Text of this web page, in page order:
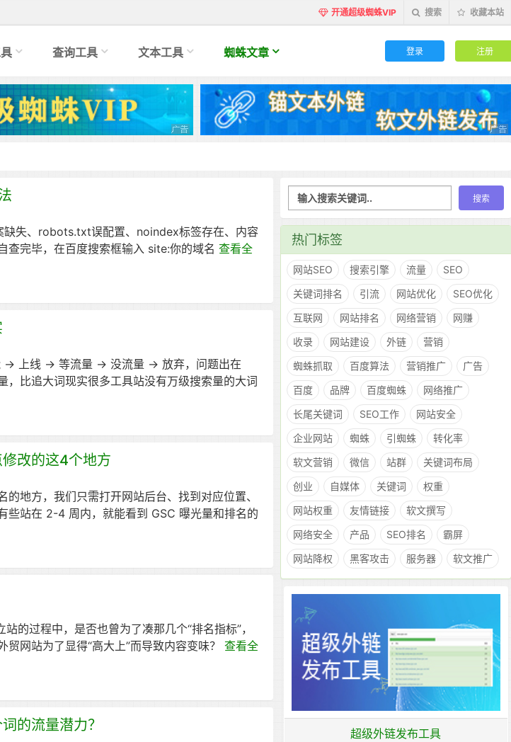
开通超级蜘蛛VIP 搜索 收藏本站
查询工具 文本工具 蜘蛛文章 登录 注册
缺失、robots.txt误配置、noindex标签存在、内容
查完毕，在百度搜索框输入 site:你的域名查看全
→ 上线 → 等流量 → 没流量 → 放弃，问题出在
比追大词现实很多工具站没有万级搜索量的大词
改的这4个地方
地方，我们只需打开网站后台、找到对应位置、
些站在 2-4 周内，就能看到 GSC 曝光量和排名的
的过程中，是否也曾为了凑那几个“排名指标”，
贸网站为了显得“高大上”而导致内容变味？查看全
的流量潜力？
热门标签
网站SEO 搜索引擎 流量
SEO
关键词排名
引流 网站优化
SEO优化
互联网
网站排名 网络营销
网赚
收录
网站建设 外链
营销
蜘蛛抓取
百度算法 营销推广
广告
百度
品牌 百度蜘蛛
网络推广
长尾关键词
SEO工作
网站安全
企业网站
蜘蛛 引蜘蛛
转化率
软文营销
微信 站群
关键词布局
创业
自媒体 关键词
权重
网站权重
友情链接
软文撰写
网络安全
产品 SEO排名
霸屏
网站降权
黑客攻击 服务器 软文推广
超级外链发布工具